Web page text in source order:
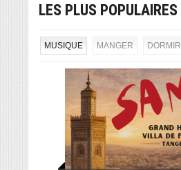
LES PLUS POPULAIRES
MUSIQUE MANGER DORMIR